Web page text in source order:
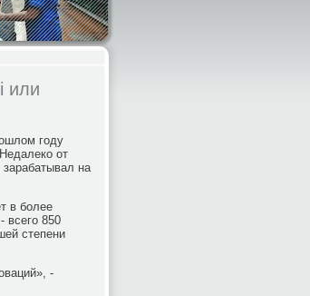
или
году
от
на
в более
всего 850
степени
-